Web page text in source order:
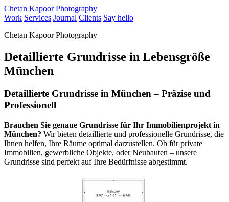
Chetan Kapoor Photography
Work Services Journal Clients Say hello
Chetan Kapoor Photography
Detaillierte Grundrisse in Lebensgröße
München
Detaillierte Grundrisse in München – Präzise und
Professionell
Brauchen Sie genaue Grundrisse für Ihr Immobilienprojekt in
München? Wir bieten detaillierte und professionelle Grundrisse, die
Ihnen helfen, Ihre Räume optimal darzustellen. Ob für private
Immobilien, gewerbliche Objekte, oder Neubauten – unsere
Grundrisse sind perfekt auf Ihre Bedürfnisse abgestimmt.